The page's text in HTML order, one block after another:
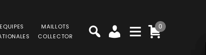
EQUIPES
MAILLOTS
COLLECTOR
0